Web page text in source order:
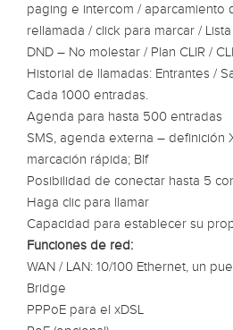
paging e intercom / aparcamiento
rellamada / click para marcar /
DND – No molestar / Plan CLIR /
Historial de llamadas: Entrantes /
Cada 1000 entradas.
Agenda para hasta 500 entradas
SMS, agenda externa – definición
marcación rápida; Blf
Posibilidad de conectar hasta 5
Haga clic para llamar
Capacidad para establecer su
Funciones de red:
WAN / LAN: 10/100 Ethernet, un
Bridge
PPPoE para el xDSL